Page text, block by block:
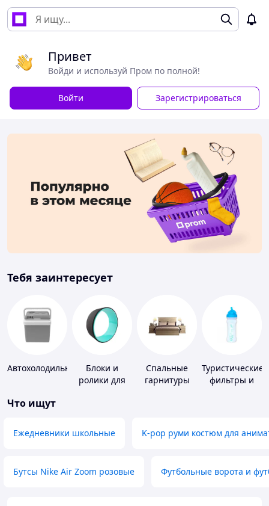
Привет
Войди и используй Пром по полной!
Войти Зарегистрироваться
Тебя заинтересует
Автохолодильники
Блоки и
ролики для
Спальные
гарнитуры
Туристические
фильтры и
Что ищут
Ежедневники школьные K-pop руми костюм для
Бутсы Nike Air Zoom розовые Футбольные ворота и